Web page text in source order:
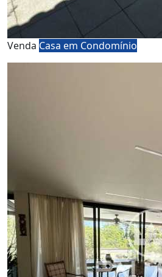
Venda Casa em Condomínio